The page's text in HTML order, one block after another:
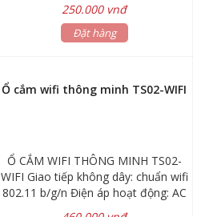
(Compact), 50W (Led) Cảm ứng ánh
sáng: 3-500 Lux Thời gian tắt: 2s,
250.000 vnđ
Đặt hàng
Ổ cắm wifi thông minh TS02-WIFI
Ổ CẮM WIFI THÔNG MINH TS02-
WIFI Giao tiếp không dây: chuẩn wifi
802.11 b/g/n Điện áp hoạt động: AC